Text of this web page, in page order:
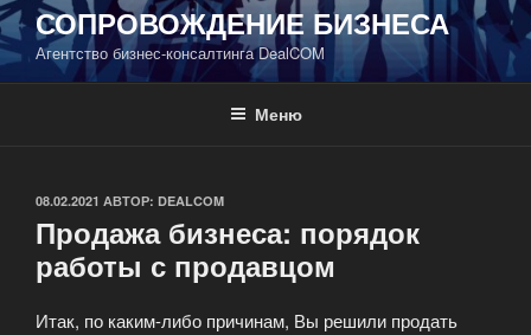
СОПРОВОЖДЕНИЕ БИЗНЕСА
Агентство бизнес-консалтинга DealCOM
Меню
ОПУБЛИКОВАНО
08.02.2021 АВТОР: DEALCOM
Продажа бизнеса: порядок
работы с продавцом
Итак, по каким-либо причинам, Вы решили продать